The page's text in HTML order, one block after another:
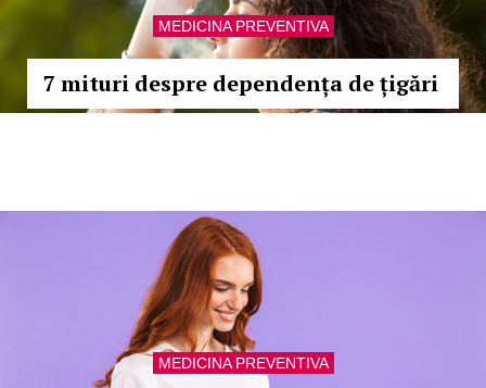
MEDICINA PREVENTIVA
7 mituri despre dependența de țigări
MEDICINA PREVENTIVA